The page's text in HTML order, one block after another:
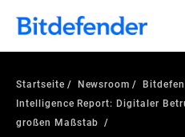
Startseite Newsroom
Intelligence Report: Digitaler
großen Maßstab